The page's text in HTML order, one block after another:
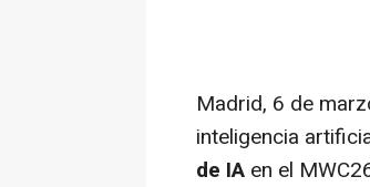
Madrid, 6 de
inteligencia
de IA en el